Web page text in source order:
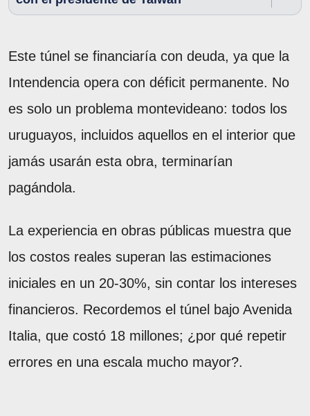
Este túnel se financiaría con deuda, ya que la
Intendencia opera con déficit permanente. No
es solo un problema montevideano: todos los
uruguayos, incluidos aquellos en el interior que
jamás usarán esta obra, terminarían
pagándola.
La experiencia en obras públicas muestra que
los costos reales superan las estimaciones
iniciales en un 20-30%, sin contar los intereses
financieros. Recordemos el túnel bajo Avenida
Italia, que costó 18 millones; ¿por qué repetir
errores en una escala mucho mayor?.